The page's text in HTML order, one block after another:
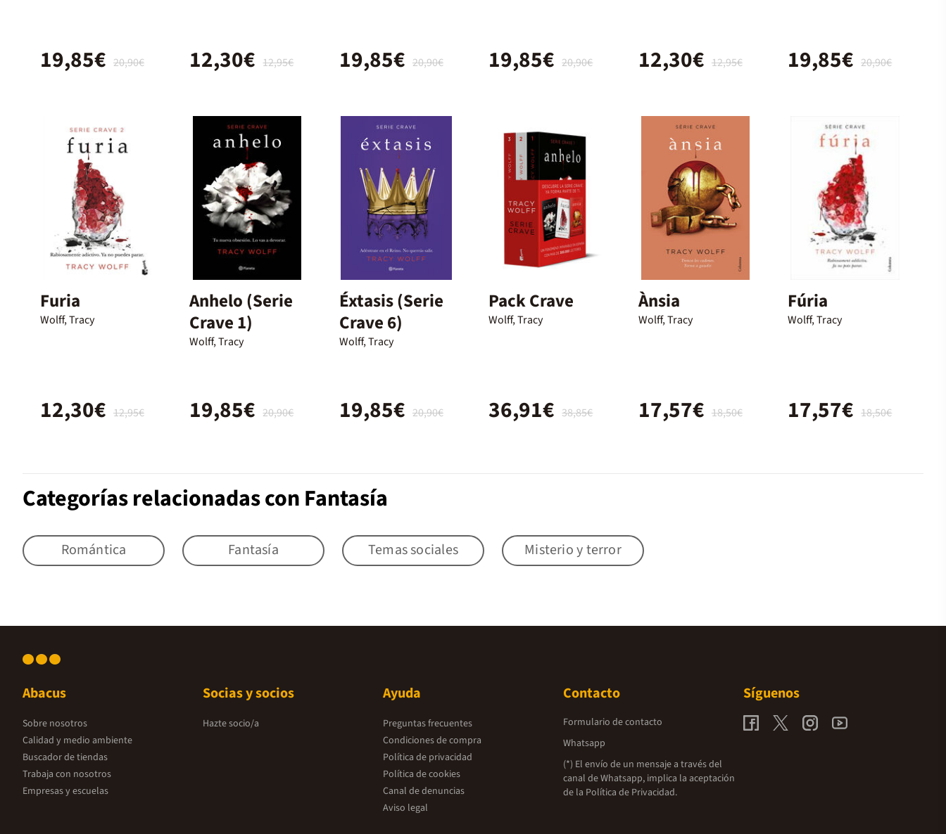
20,90€
19,85€ 12,95€
12,30€ 20,90€
19,85€ 20,90€
19,85€ 12,95€
12,30€ 20,90€
19,85€
Furia
Wolff, Tracy
12,95€
12,30€
Anhelo (Serie
Crave 1)
Wolff, Tracy
20,90€
19,85€
Éxtasis (Serie
Crave 6)
Wolff, Tracy
20,90€
19,85€
Pack Crave
Wolff, Tracy
38,85€
36,91€
Ànsia
Wolff, Tracy
18,50€
17,57€
Fúria
Wolff, Tracy
18,50€
17,57€
Categorías relacionadas con Fantasía
Romántica Fantasía Temas sociales Misterio y terror
Abacus
Sobre nosotros
Calidad y medio ambiente
Buscador de tiendas
Trabaja con nosotros
Empresas y escuelas
Socias y socios
Hazte socio/a
Ayuda
Preguntas frecuentes
Condiciones de compra
Política de privacidad
Política de cookies
Canal de denuncias
Aviso legal
Contacto
Formulario de contacto
Whatsapp
(*) El envío de un mensaje a través del
canal de Whatsapp, implica la aceptación
de la Política de Privacidad.
Síguenos